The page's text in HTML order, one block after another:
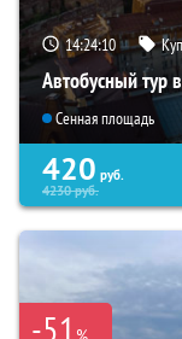
14:24:08
Автобусный тур
Сенная площадь
420 руб.
4230руб.
-51